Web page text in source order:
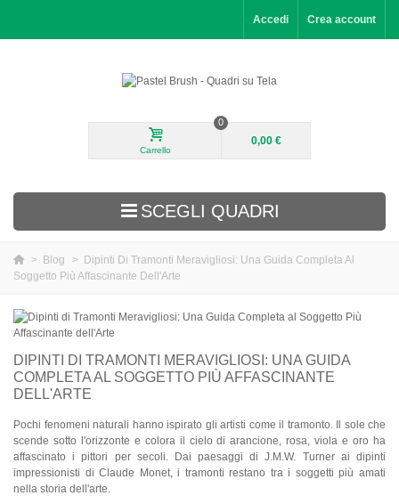
Accedi Crea account
Carrello
0
0,00 €
SCEGLI QUADRI
Aggiunti di recente
Paesaggi
Fiori
Ritratti
Astratti
Moderni
Decorativi
> Blog > Dipinti Di Tramonti Meravigliosi: Una Guida Completa Al
Soggetto Più Affascinante Dell'Arte
DIPINTI DI TRAMONTI MERAVIGLIOSI: UNA GUIDA
COMPLETA AL SOGGETTO PIÙ AFFASCINANTE
DELL'ARTE
Pochi fenomeni naturali hanno ispirato gli artisti come il tramonto. Il sole che
scende sotto l'orizzonte e colora il cielo di arancione, rosa, viola e oro ha
affascinato i pittori per secoli. Dai paesaggi di J.M.W. Turner ai dipinti
impressionisti di Claude Monet, i tramonti restano tra i soggetti più amati
nella storia dell'arte.